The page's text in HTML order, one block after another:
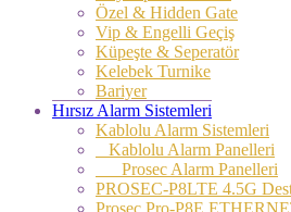
Özel & Hidden Gate
Vip & Engelli Geçiş
Küpeşte & Seperatör
Kelebek Turnike
Bariyer
Hırsız Alarm Sistemleri
Kablolu Alarm Sistemleri
Kablolu Alarm Panelleri
Prosec Alarm Panelleri
PROSEC-P8LTE 4.5G
Prosec Pro-P8E